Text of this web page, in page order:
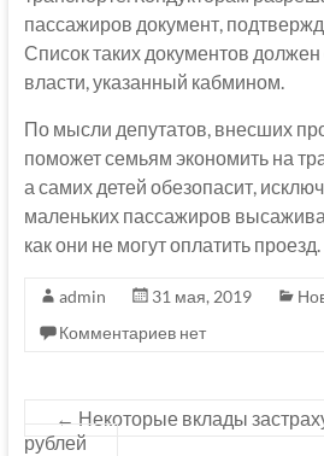
пассажиров документ,
Список таких документов должен
власти, указанный кабмином.
По мысли депутатов, внесших
поможет семьям экономить на
а самих детей обезопасит,
маленьких пассажиров
как они не могут оплатить проезд.
admin 31 мая, 2019
Комментариев нет
← Некоторые вклады
рублей